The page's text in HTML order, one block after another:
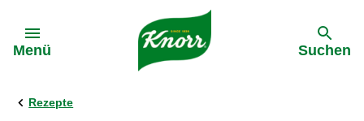
Menü Suchen
Rezepte